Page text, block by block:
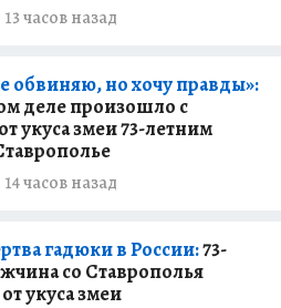
13 часов назад
обвиняю, но хочу правды»:
деле произошло с
укуса змеи 73-летним
14 часов назад
гадюки в России:73-
со Ставрополья
укуса змеи